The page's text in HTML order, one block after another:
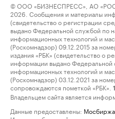
© ООО «БИЗНЕСПРЕСС», АО
2026. Сообщения и материалы
(свидетельство о регистрации
выдано Федеральной службой по
информационных технологий и
(Роскомнадзор) 09.12.2015 за
издания «РБК» (свидетельство о
информации выдано Федеральной
информационных технологий и
(Роскомнадзор) 03.12.2021 за
сопровождаются пометкой «РБК».
Владельцем сайта является
Данные предоставлены: Мосбиржа